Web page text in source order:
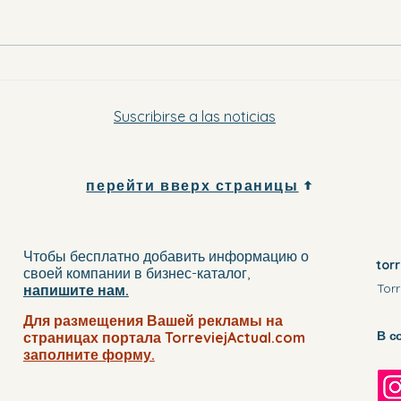
Suscribirse a las noticias
перейти вверх страницы
Чтобы бесплатно добавить информацию о
своей компании в бизнес-каталог,
напишите нам.
Для размещения Вашей рекламы на
страницах портала TorreviejActual.com
заполните форму.
В